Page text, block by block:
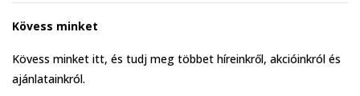
Kövess minket
Kövess minket itt, és tudj meg többet híreinkről, akcióinkról és
ajánlatainkról.